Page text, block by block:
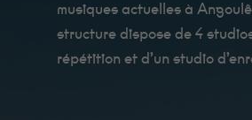
musiques actuelles à
structure dispose de 4
répétition et d’un studio